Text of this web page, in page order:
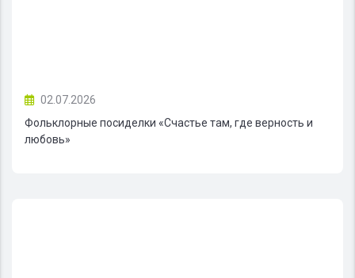
02.07.2026
Фольклорные посиделки «Счастье там, где верность и
любовь»